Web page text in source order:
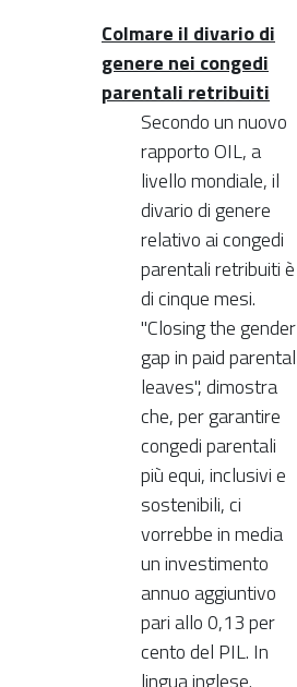
Colmare il divario di
genere nei congedi
parentali retribuiti
Secondo un nuovo
rapporto OIL, a
livello mondiale, il
divario di genere
relativo ai congedi
parentali retribuiti è
di cinque mesi.
"Closing the gender
gap in paid parental
leaves", dimostra
che, per garantire
congedi parentali
più equi, inclusivi e
sostenibili, ci
vorrebbe in media
un investimento
annuo aggiuntivo
pari allo 0,13 per
cento del PIL. In
lingua inglese.